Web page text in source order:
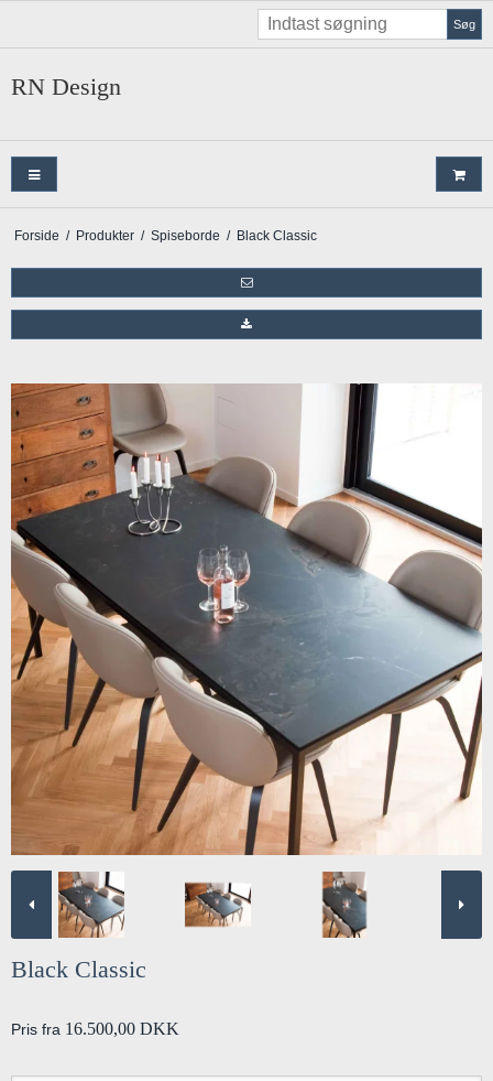
Søg
RN Design
Forside / Produkter / Spiseborde / Black Classic
Black Classic
Pris fra 16.500,00 DKK